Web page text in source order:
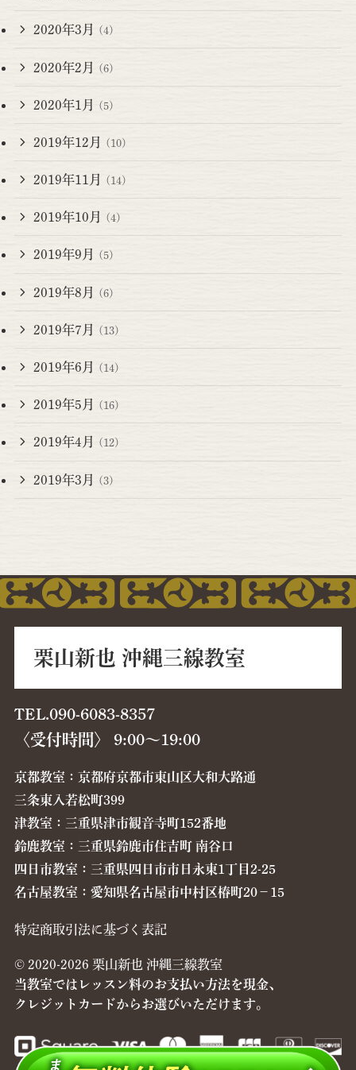
2020年3月 (4)
2020年2月 (6)
2020年1月 (5)
2019年12月 (10)
2019年11月 (14)
2019年10月 (4)
2019年9月 (5)
2019年8月 (6)
2019年7月 (13)
2019年6月 (14)
2019年5月 (16)
2019年4月 (12)
2019年3月 (3)
栗山新也 沖縄三線教室
TEL.090-6083-8357
〈受付時間〉 9:00〜19:00
京都教室：京都府京都市東山区大和大路通
三条東入若松町399
津教室：三重県津市観音寺町152番地
鈴鹿教室：三重県鈴鹿市住吉町 南谷口
四日市教室：三重県四日市市日永東1丁目2-25
名古屋教室：愛知県名古屋市中村区椿町20−15
特定商取引法に基づく表記
© 2020-2026 栗山新也 沖縄三線教室
当教室ではレッスン料のお支払い方法を現金、
クレジットカードからお選びいただけます。